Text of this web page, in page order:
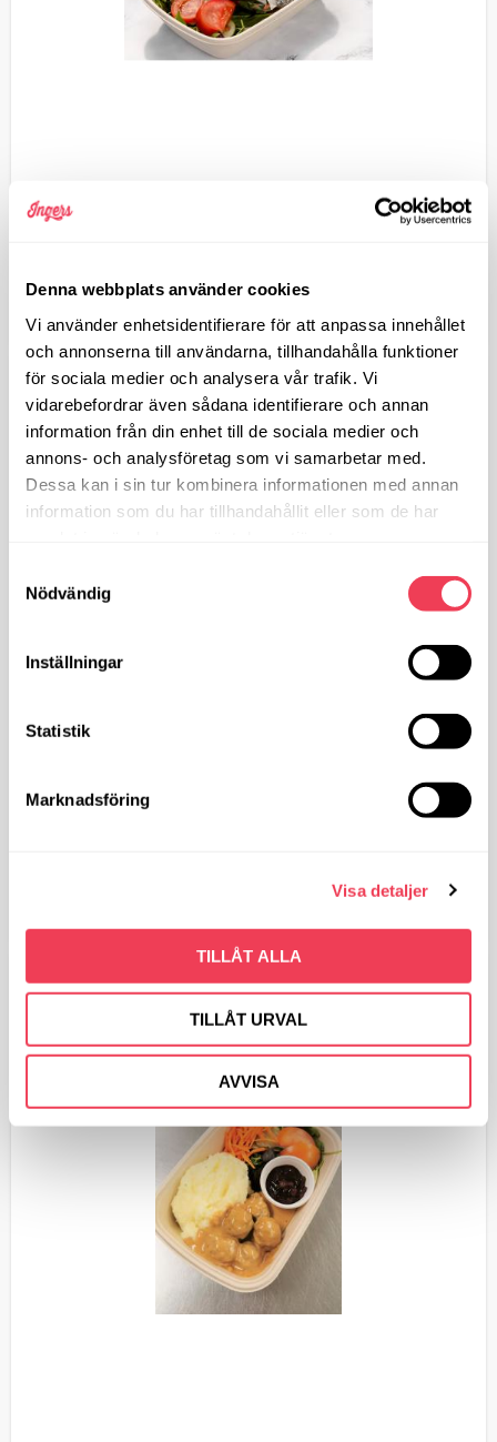
Denna webbplats använder cookies
Vi använder enhetsidentifierare för att anpassa innehållet
och annonserna till användarna, tillhandahålla funktioner
för sociala medier och analysera vår trafik. Vi
vidarebefordrar även sådana identifierare och annan
information från din enhet till de sociala medier och
annons- och analysföretag som vi samarbetar med.
Dessa kan i sin tur kombinera informationen med annan
information som du har tillhandahållit eller som de har
Nödvändig
Inställningar
Statistik
Marknadsföring
Visa detaljer
TILLÅT ALLA
TILLÅT URVAL
AVVISA